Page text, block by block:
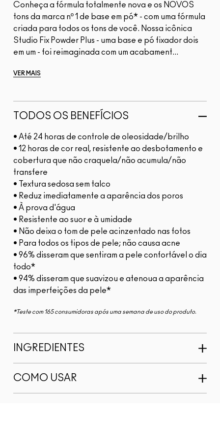
Conheça a fórmula totalmente nova e os NOVOS
tons da marca nº 1 de base em pó* - com uma fórmula
criada para todos os tons de você. Nossa icônica
Studio Fix Powder Plus - uma base e pó fixador dois
em um - foi reimaginada com um acabament...
VER MAIS
TODOS OS BENEFÍCIOS
• Até 24 horas de controle de oleosidade/brilho
• 12 horas de cor real, resistente ao desbotamento e
cobertura que não craquela/não acumula/não
transfere
• Textura sedosa sem talco
• Reduz imediatamente a aparência dos poros
• À prova d'água
• Resistente ao suor e à umidade
• Não deixa o tom de pele acinzentado nas fotos
• Para todos os tipos de pele; não causa acne
• 96% disseram que sentiram a pele confortável o dia
todo*
• 94% disseram que suavizou e atenoua a aparência
das imperfeições da pele*
*Teste com 165 consumidoras após uma semana de uso do produto.
INGREDIENTES
COMO USAR